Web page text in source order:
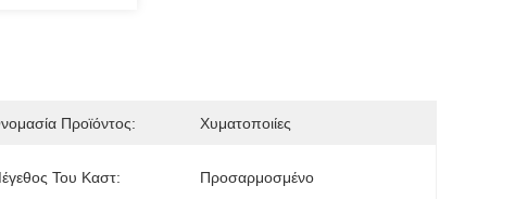
Προϊόντος: Χυματοποιίες
Του Καστ: Προσαρμοσμένο